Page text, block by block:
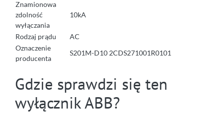
Znamionowa
zdolność
wyłączania
10kA
Rodzaj prądu
AC
Oznaczenie
producenta
S201M-D10 2CDS271001R0101
Gdzie sprawdzi się ten
wyłącznik ABB?